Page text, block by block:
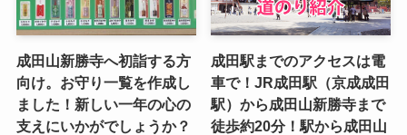
成田山新勝寺へ初詣する方
向け。お守り一覧を作成し
ました！新しい一年の心の
支えにいかがでしょうか？
成田駅までのアクセスは電
車で！JR成田駅（京成成田
駅）から成田山新勝寺まで
徒歩約20分！駅から成田山